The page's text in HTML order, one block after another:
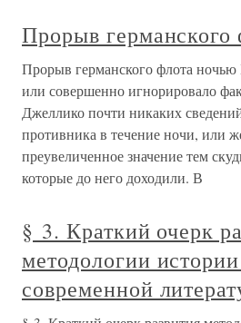
Прорыв германского
Прорыв германского флота
или совершенно игнорировало
Джеллико почти никаких
противника в течение ночи, или
преувеличенное значение тем
которые до него доходили. В
§ 3. Краткий очерк
методологии
современной